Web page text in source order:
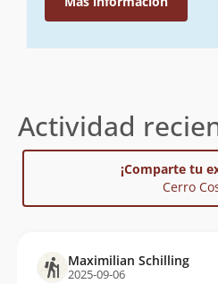
Actividad
¡Comparte tu
Cerro
Maximilian Schilling
2025-09-06